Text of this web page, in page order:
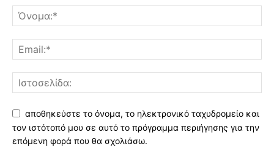
αποθηκεύστε το όνομα, το ηλεκτρονικό ταχυδρομείο και
τον ιστότοπό μου σε αυτό το πρόγραμμα περιήγησης για την
επόμενη φορά που θα σχολιάσω.